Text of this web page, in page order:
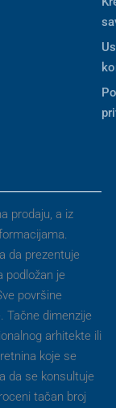
prodaju, a iz
da prezentuje
podložan je
površine
Tačne dimenzije
arhitekte ili
koje se
da se konsultuje
tačan broj